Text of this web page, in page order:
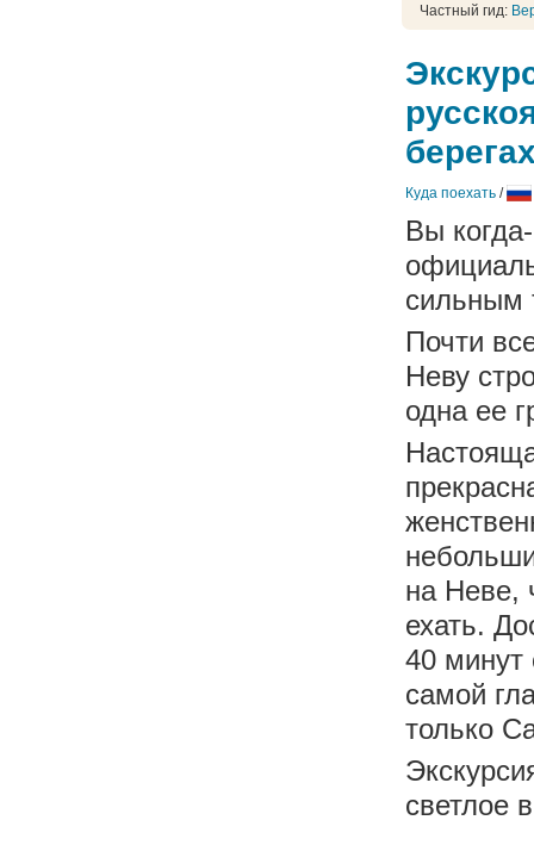
Частный гид:
Куда поехать /
Вы
сильным
Почти
Неву
одна ее
на Неве,
ехать.
40 минут
самой
только
светлое